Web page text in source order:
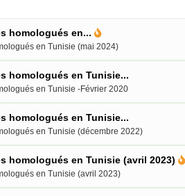
homologués en...
en Tunisie (mai 2024)
homologués en Tunisie...
en Tunisie -Février 2020
homologués en Tunisie...
en Tunisie (décembre 2022)
homologués en Tunisie (avril 2023)
en Tunisie (avril 2023)